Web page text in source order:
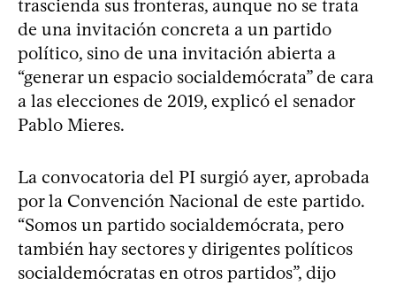
trascienda sus fronteras, aunque no se trata
de una invitación concreta a un partido
político, sino de una invitación abierta a
“generar un espacio socialdemócrata” de cara
a las elecciones de 2019, explicó el senador
Pablo Mieres.
La convocatoria del PI surgió ayer, aprobada
por la Convención Nacional de este partido.
“Somos un partido socialdemócrata, pero
también hay sectores y dirigentes políticos
socialdemócratas en otros partidos”, dijo